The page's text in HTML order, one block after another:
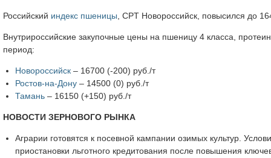
Российский индекс пшеницы , CPT Новороссийск, повысился до
Внутрироссийские закупочные цены на пшеницу 4 класса,
период:
Новороссийск– 16700 (-200) руб./т
Ростов-на-Дону– 14500 (0) руб./т
Тамань– 16150 (+150) руб./т
НОВОСТИ ЗЕРНОВОГО РЫНКА
Аграрии готовятся к посевной кампании озимых культур.
приостановки льготного кредитования после повышения